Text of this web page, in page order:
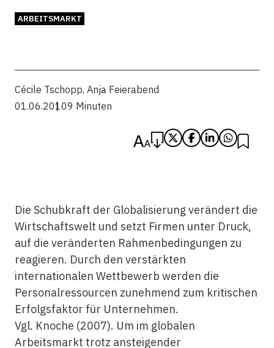
ARBEITSMARKT
Cécile Tschopp, Anja Feierabend
01.06.20109 Minuten
Die Schubkraft der Globalisierung verändert die
Wirtschaftswelt und setzt Firmen unter Druck,
auf die veränderten Rahmenbedingungen zu
reagieren. Durch den verstärkten
internationalen Wettbewerb werden die
Personalressourcen zunehmend zum kritischen
Erfolgsfaktor für Unternehmen.
Vgl. Knoche (2007). Um im globalen
Arbeitsmarkt trotz ansteigender